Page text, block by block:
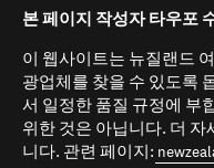
본 페이지 작성자 타우포
이 웹사이트는 뉴질랜드
광업체를 찾을 수 있도록
서 일정한 품질 규정에 부
위한 것은 아닙니다. 더
니다. 관련 페이지: